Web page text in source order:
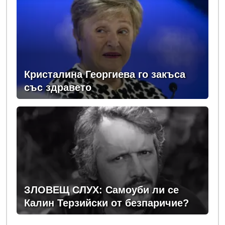
Кристалина Георгиева го закъса
със здравето
ЗЛОВЕЩ СЛУХ: Самоуби ли се
Калин Терзийски от безпаричие?